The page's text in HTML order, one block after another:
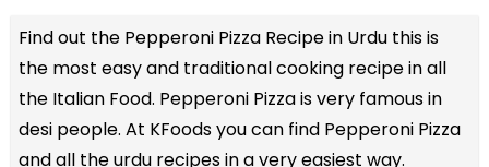
Find out the Pepperoni Pizza Recipe in Urdu this is
the most easy and traditional cooking recipe in all
the Italian Food. Pepperoni Pizza is very famous in
desi people. At KFoods you can find Pepperoni Pizza
and all theurdu recipesin a very easiest way.